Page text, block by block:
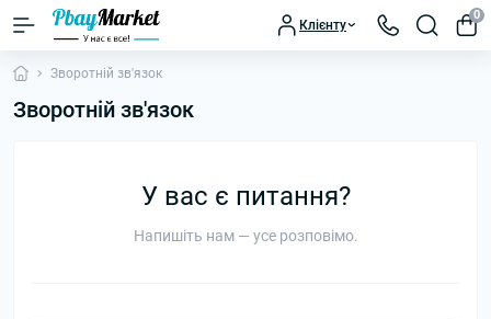
Клієнту
0
Зворотній зв'язок
Зворотній зв'язок
У вас є питання?
Напишіть нам — усе розповімо.